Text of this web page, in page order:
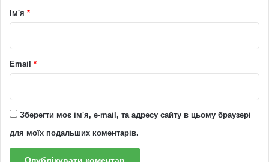
р
*
Ім'я *
Email *
Зберегти моє ім'я, e-mail, та адресу сайту в цьому браузері
для моїх подальших коментарів.